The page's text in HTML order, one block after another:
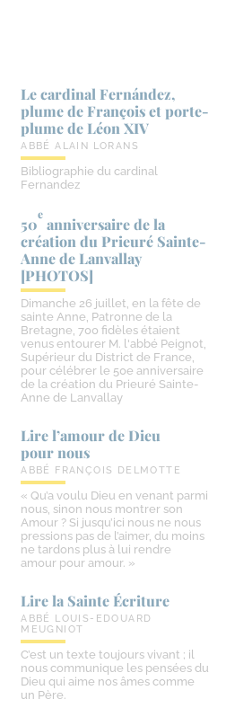
Le cardinal Fernández,
plume de François et porte-​
plume de Léon XIV
ABBÉ ALAIN LORANS
Bibliographie du cardinal
Fernandez
50
e
anniversaire de la
création du Prieuré Sainte-​
Anne de Lanvallay
[PHOTOS]
Dimanche 26 juillet, en la fête de
sainte Anne, Patronne de la
Bretagne, 700 fidèles étaient
venus entourer M. l'abbé Peignot,
Supérieur du District de France,
pour célébrer le 50e anniversaire
de la création du Prieuré Sainte-
Anne de Lanvallay
Lire l’amour de Dieu
pour nous
ABBÉ FRANÇOIS DELMOTTE
« Qu’a voulu Dieu en venant parmi
nous, sinon nous montrer son
Amour ? Si jusqu’ici nous ne nous
pressions pas de l’aimer, du moins
ne tardons plus à lui rendre
amour pour amour. »
Lire la Sainte Écriture
ABBÉ LOUIS-EDOUARD
MEUGNIOT
C’est un texte toujours vivant ; il
nous communique les pensées du
Dieu qui aime nos âmes comme
un Père.